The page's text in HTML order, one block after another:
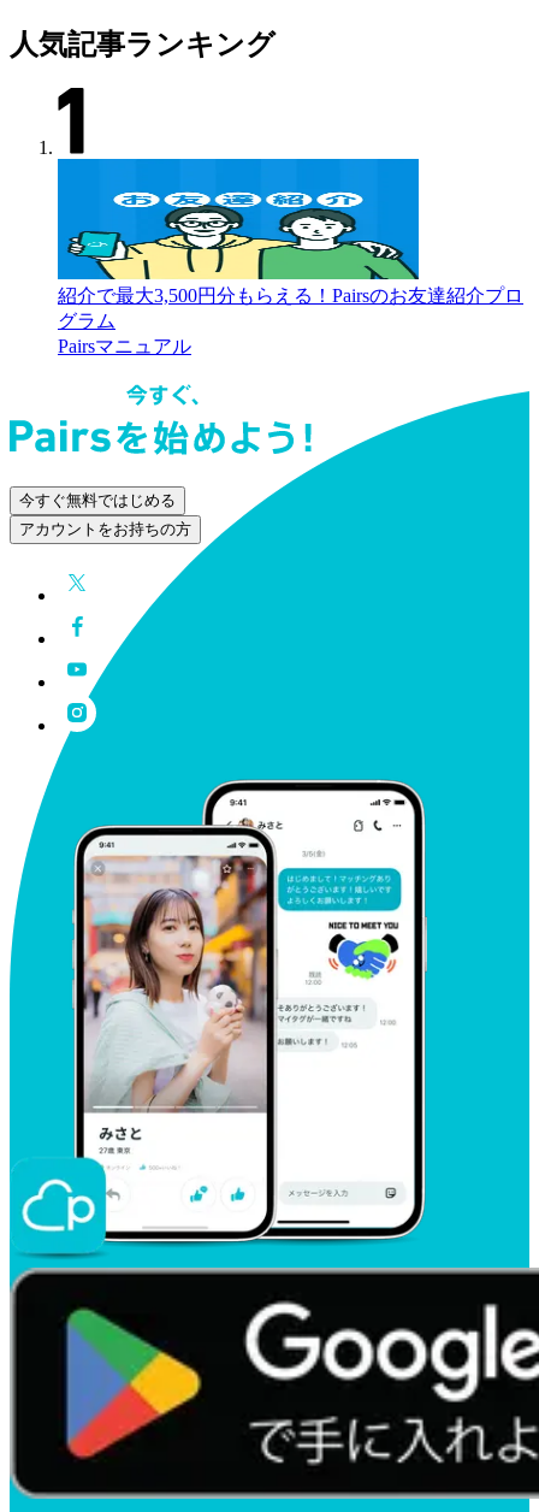
人気記事ランキング
紹介で最大3,500円分もらえる！Pairsのお友達紹介プロ
グラム
Pairsマニュアル
今すぐ無料ではじめる
アカウントをお持ちの方